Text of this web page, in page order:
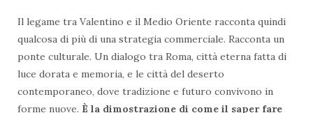
Il legame tra Valentino e il Medio Oriente racconta quindi
qualcosa di più di una strategia commerciale. Racconta un
ponte culturale. Un dialogo tra Roma, città eterna fatta di
luce dorata e memoria, e le città del deserto
contemporaneo, dove tradizione e futuro convivono in
forme nuove. È la dimostrazione di come il saper fare